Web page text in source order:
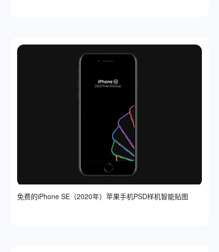
免费的iPhone SE（2020年）苹果手机PSD样机智能贴图